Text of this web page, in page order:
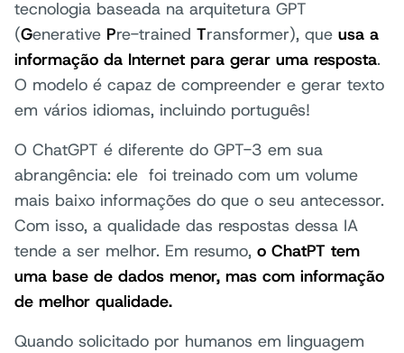
tecnologia baseada na arquitetura GPT
(Generative Pre-trained Transformer), que usa a
informação da Internet para gerar uma resposta.
O modelo é capaz de compreender e gerar texto
em vários idiomas, incluindo português!
O ChatGPT é diferente do GPT-3 em sua
abrangência: ele foi treinado com um volume
mais baixo informações do que o seu antecessor.
Com isso, a qualidade das respostas dessa IA
tende a ser melhor. Em resumo, o ChatPT tem
uma base de dados menor, mas com informação
de melhor qualidade.
Quando solicitado por humanos em linguagem